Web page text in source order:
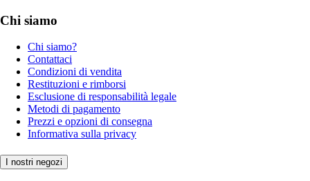
Chi siamo
Chi siamo?
Contattaci
Condizioni di vendita
Restituzioni e rimborsi
Esclusione di responsabilità legale
Metodi di pagamento
Prezzi e opzioni di consegna
Informativa sulla privacy
I nostri negozi